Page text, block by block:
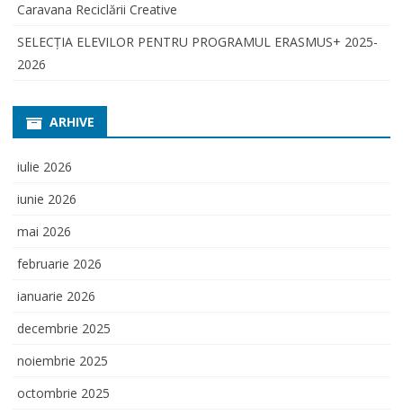
Caravana Reciclării Creative
SELECŢIA ELEVILOR PENTRU PROGRAMUL ERASMUS+ 2025-
2026
ARHIVE
iulie 2026
iunie 2026
mai 2026
februarie 2026
ianuarie 2026
decembrie 2025
noiembrie 2025
octombrie 2025